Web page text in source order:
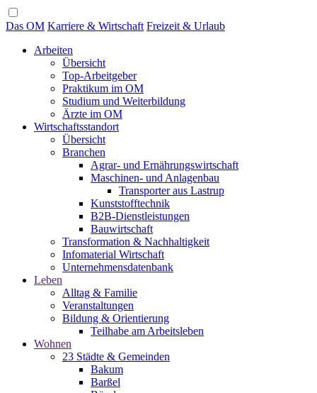
Das OM Karriere & Wirtschaft Freizeit & Urlaub
Arbeiten
Übersicht
Top-Arbeitgeber
Praktikum im OM
Studium und Weiterbildung
Ärzte im OM
Wirtschaftsstandort
Übersicht
Branchen
Agrar- und Ernährungswirtschaft
Maschinen- und Anlagenbau
Transporter aus Lastrup
Kunststofftechnik
B2B-Dienstleistungen
Bauwirtschaft
Transformation & Nachhaltigkeit
Infomaterial Wirtschaft
Unternehmensdatenbank
Leben
Alltag & Familie
Veranstaltungen
Bildung & Orientierung
Teilhabe am Arbeitsleben
Wohnen
23 Städte & Gemeinden
Bakum
Barßel